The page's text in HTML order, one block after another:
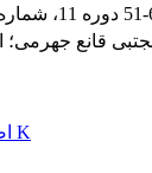
51-
قانع جهرمی؛
659.65 K